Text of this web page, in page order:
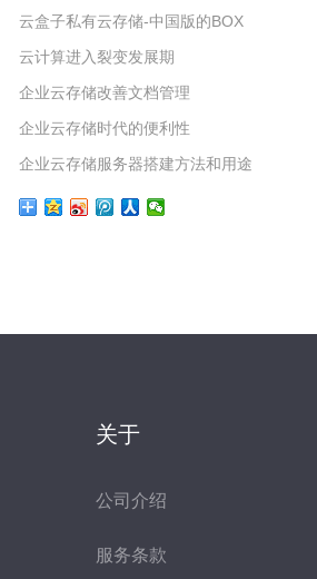
云盒子私有云存储-中国版的BOX
云计算进入裂变发展期
企业云存储改善文档管理
企业云存储时代的便利性
企业云存储服务器搭建方法和用途
关于
公司介绍
服务条款